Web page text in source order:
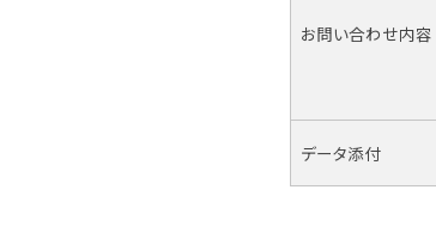
お問い合わせ内容
データ添付